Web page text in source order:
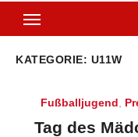
KATEGORIE: U11W
Fußballjugend
Tag des